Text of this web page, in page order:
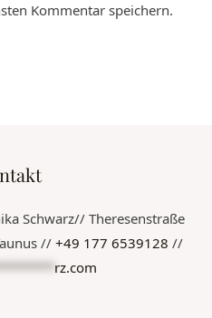
Kommentar speichern.
Schwarz// Theresenstraße
//+49 177 6539128 //
rz.com